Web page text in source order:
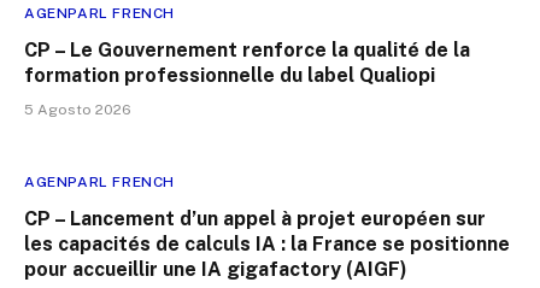
AGENPARL FRENCH
CP – Le Gouvernement renforce la qualité de la
formation professionnelle du label Qualiopi
5 Agosto 2026
AGENPARL FRENCH
CP – Lancement d’un appel à projet européen sur
les capacités de calculs IA : la France se positionne
pour accueillir une IA gigafactory (AIGF)